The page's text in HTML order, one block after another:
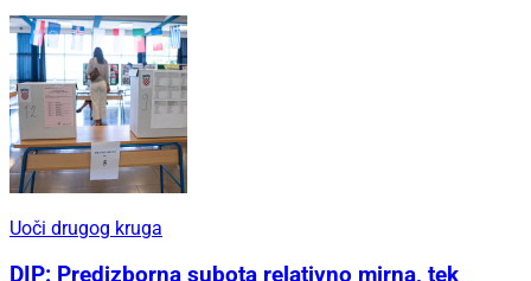
Uoči drugog kruga
DIP: Predizborna subota relativno mirna, tek